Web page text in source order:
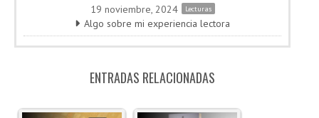
19 noviembre, 2024 Lecturas
Algo sobre mi experiencia lectora
ENTRADAS RELACIONADAS